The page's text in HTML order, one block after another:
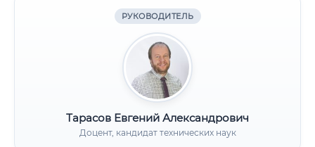
РУКОВОДИТЕЛЬ
Тарасов Евгений Александрович
Доцент, кандидат технических наук